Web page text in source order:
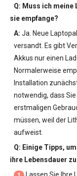
Q: Muss ich meine
sie empfange?
A: Ja. Neue
versandt. Es gibt
Akkus nur einen
Normalerweise
Installation
notwendig, dass
erstmaligen
müssen, weil der
aufweist.
Q: Einige Tipps,
ihre Lebensdauer